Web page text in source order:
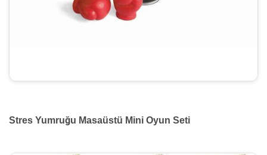
Stres Yumruğu Masaüstü Mini Oyun Seti